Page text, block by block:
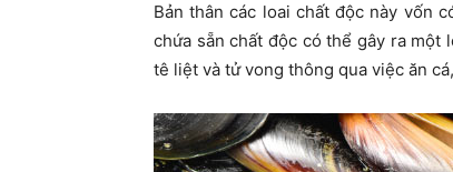
Bản thân các loai chất độc này vốn
chứa sẵn chất độc có thể gây ra một
tê liệt và tử vong thông qua việc ăn